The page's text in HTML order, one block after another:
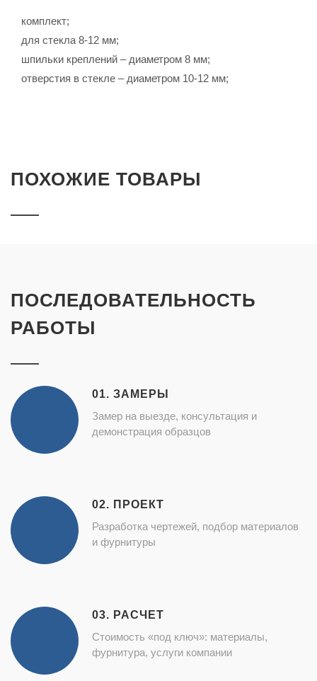
комплект;
для стекла 8-12 мм;
шпильки креплений – диаметром 8 мм;
отверстия в стекле – диаметром 10-12 мм;
ПОХОЖИЕ ТОВАРЫ
ПОСЛЕДОВАТЕЛЬНОСТЬ
РАБОТЫ
01. ЗАМЕРЫ
Замер на выезде, консультация и
демонстрация образцов
02. ПРОЕКТ
Разработка чертежей, подбор материалов
и фурнитуры
03. РАСЧЕТ
Стоимость «под ключ»: материалы,
фурнитура, услуги компании